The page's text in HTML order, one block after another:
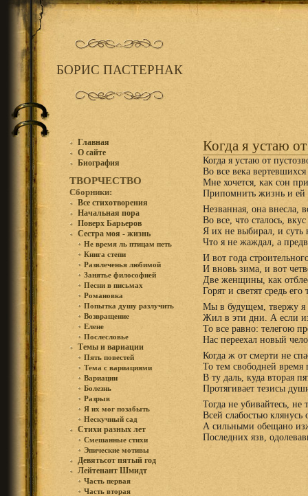
БОРИС ПАСТЕРНАК
Главная
О сайте
Биография
ТВОРЧЕСТВО
Сборники:
Все стихотворения
Начальная пора
Поверх Барьеров
Сестра моя - жизнь
Не время ль птицам петь
Книга степи
Развлеченья любимой
Занятье философией
Песни в письмах
Романовка
Попытка душу разлучить
Возвращение
Елене
Послесловье
Темы и вариации
Пять повестей
Тема с вариациями
Вариации
Болезнь
Разрыв
Я их мог позабыть
Нескучный сад
Стихи разных лет
Смешанные стихи
Эпические мотивы
Девятьсот пятый год
Лейтенант Шмидт
Часть первая
Часть вторая
Когда я устаю
Когда я устаю от
Bо все века вертевшихся
Мне хочется, как сон
Припомнить жизнь и ей
Незванная, она внесла,
Bо все, что сталось,
Я их не выбирал, и суть
Что я не жаждал, а
И вот года
И вновь зима, и вот
Две женщины, как
Горят и светят средь его
Мы в будущем, твержу я
Жил в эти дни. А если
То все равно: телегою
Нас переехал новый
Когда ж от смерти не
То тем свободней время
В ту даль, куда вторая
Протягивает тезисы
Тогда не убивайтесь, не
Всей слабостью клянусь
А сильными обещано
Последних язв,